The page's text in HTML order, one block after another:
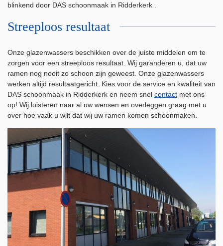
blinkend door DAS schoonmaak in Ridderkerk .
Streeploos resultaat
Onze glazenwassers beschikken over de juiste middelen om te
zorgen voor een streeploos resultaat. Wij garanderen u, dat uw
ramen nog nooit zo schoon zijn geweest. Onze glazenwassers
werken altijd resultaatgericht. Kies voor de service en kwaliteit van
DAS schoonmaak in Ridderkerk en neem snel contact met ons
op! Wij luisteren naar al uw wensen en overleggen graag met u
over hoe vaak u wilt dat wij uw ramen komen schoonmaken.